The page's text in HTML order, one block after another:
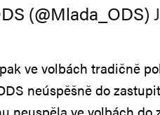
(@Mlada_ODS)
ve volbách tradičně
neúspěšně do